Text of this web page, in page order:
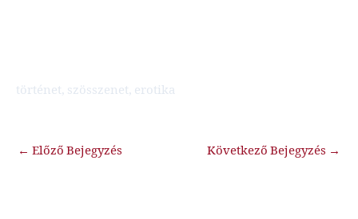
történet, szösszenet, erotika
← Előző Bejegyzés Következő Bejegyzés →